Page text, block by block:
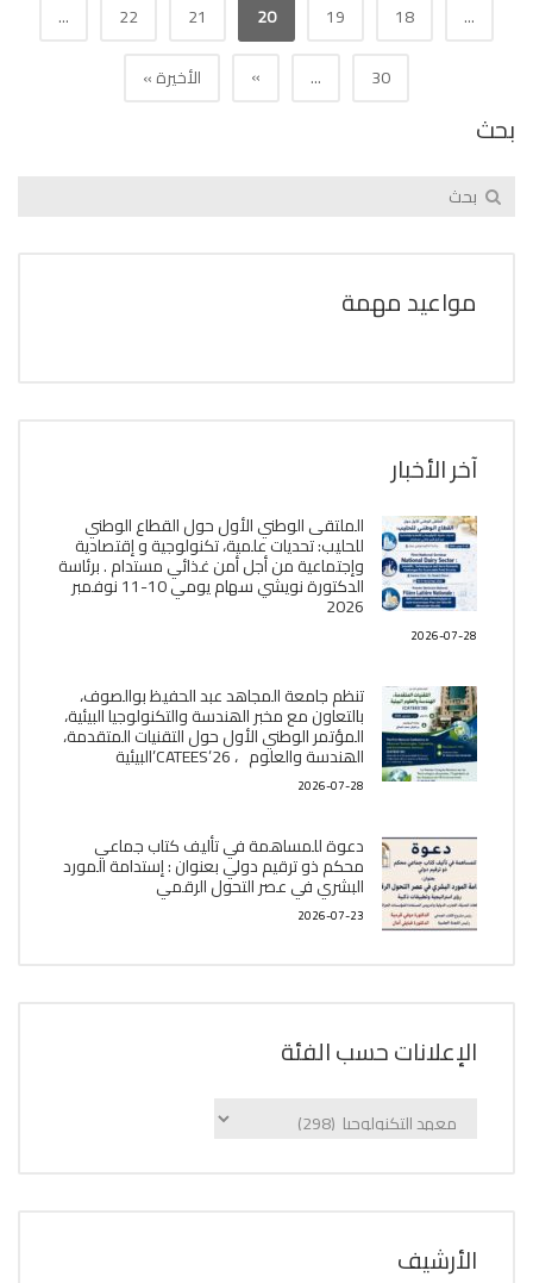
...
18
19
20
21
22
...
30
...
» الأخيرة »
بحث
مواعيد مهمة
آخر الأخبار
الملتقى الوطني الأول حول القطاع الوطني
للحليب: تحديات علمية، تكنولوجية و إقتصادية
وإجتماعية من أجل أمن غذائي مستدام . برئاسة
الدكتورة نويشي سهام يومي 10-11 نوفمبر
2026
2026-07-28
تنظم جامعة المجاهد عبد الحفيظ بوالصوف،
بالتعاون مع مخبر الھندسة والتكنولوجيا البیئیة،
المؤتمر الوطني الأول حول التقنيات المتقدمة،
الھندسة والعلوم ، CATEES’26’البیئية
2026-07-28
دعوة للمساهمة في تأليف كتاب جماعي
محكم ذو ترقيم دولي بعنوان : إستدامة المورد
البشري في عصر التحول الرقمي
2026-07-23
الإعلانات حسب الفئة
الإعلانات
اﻷرشيف